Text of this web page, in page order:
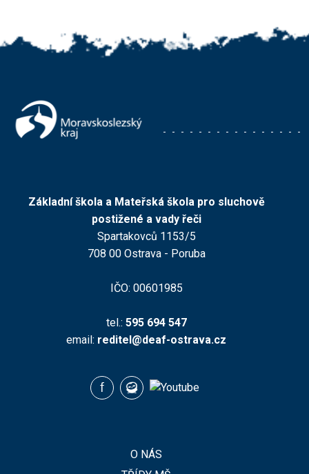
Základní škola a Mateřská škola pro sluchově
postižené a vady řeči
Spartakovců 1153/5
708 00 Ostrava - Poruba
IČO: 00601985
tel.: 595 694 547
email: reditel@deaf-ostrava.cz
O NÁS